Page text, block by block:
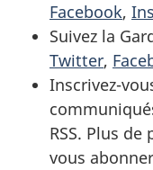
Facebook,
Suivez la
Twitter,
Inscrivez-
RSS. Plus
vous